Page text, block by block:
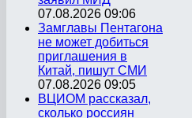
07.08.2026 09:06
Замглавы Пентагона
не может добиться
приглашения в
Китай, пишут СМИ
07.08.2026 09:05
ВЦИОМ рассказал,
сколько россиян